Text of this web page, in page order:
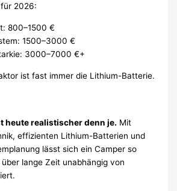
2026:
800–1500 €
1500–3000 €
3000–7000 €+
ist fast immer die Lithium-Batterie.
heute realistischer denn je. Mit
effizienten Lithium-Batterien und
lässt sich ein Camper so
lange Zeit unabhängig von